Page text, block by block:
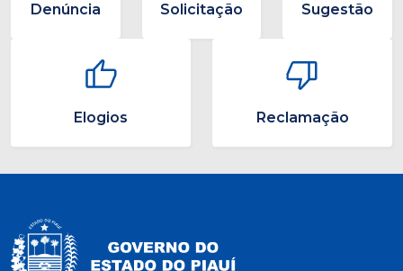
Denúncia Solicitação Sugestão
Elogios Reclamação